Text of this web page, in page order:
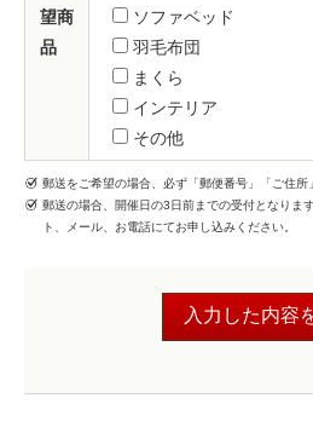
望商
品
ソファベッド
羽毛布団
まくら
インテリア
その他
郵送をご希望の場合、必ず「郵便番号」「ご住所
郵送の場合、開催日の3日前までの受付となりま
ト、メール、お電話にてお申し込みください。